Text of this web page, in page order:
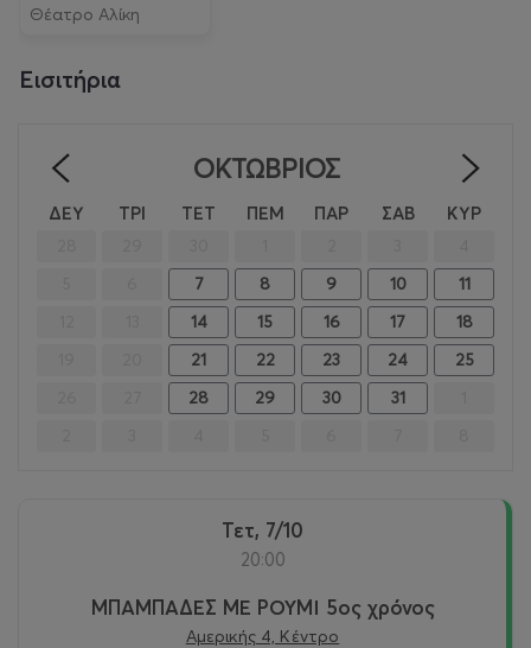
Θέατρο Αλίκη
Εισιτήρια
ΟΚΤΏΒΡΙΟΣ
ΔΕΥ ΤΡΙ ΤΕΤ ΠΕΜ ΠΑΡ ΣΑΒ ΚΥΡ
7 8 9 10
11
14 15 16 17
18
21 22 23 24
25
28 29 30 31
Τετ, 7/10
20:00
ΜΠΑΜΠΑΔΕΣ ΜΕ ΡΟΥΜΙ 5ος χρόνος
Αμερικής 4, Κέντρο